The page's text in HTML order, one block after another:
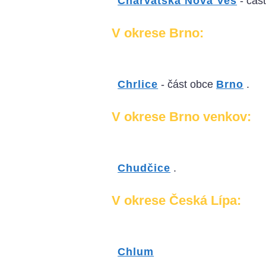
V okrese Brno:
Chrlice - část obce Brno .
V okrese Brno venkov:
Chudčice .
V okrese Česká Lípa:
Chlum